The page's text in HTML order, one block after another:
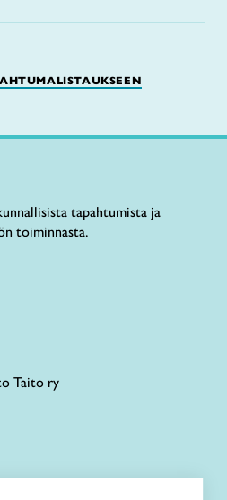
tapahtumista ja
toiminnasta.
Taito ry